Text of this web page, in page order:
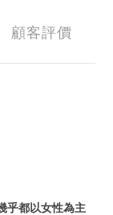
顧客評價
乎都以女性為主